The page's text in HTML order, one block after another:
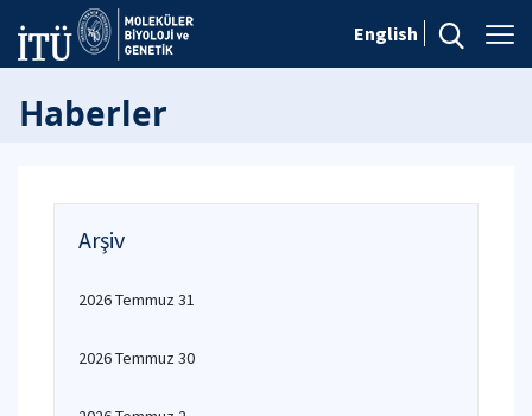
English
Haberler
Arşiv
2026 Temmuz 31
2026 Temmuz 30